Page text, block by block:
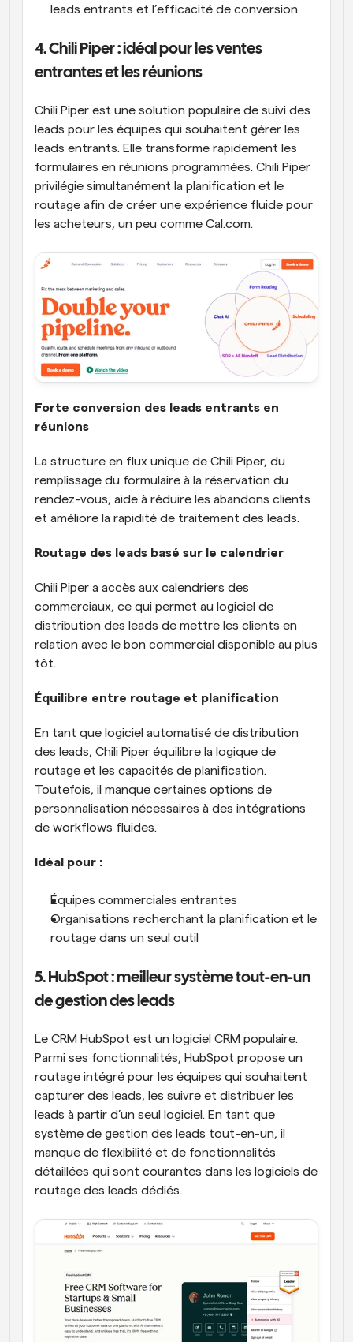
leads entrants et l’efficacité de conversion
4. Chili Piper : idéal pour les ventes
entrantes et les réunions
Chili Piper est une solution populaire de suivi des
leads pour les équipes qui souhaitent gérer les
leads entrants. Elle transforme rapidement les
formulaires en réunions programmées. Chili Piper
privilégie simultanément la planification et le
routage afin de créer une expérience fluide pour
les acheteurs, un peu comme Cal.com.
Forte conversion des leads entrants en
réunions
La structure en flux unique de Chili Piper, du
remplissage du formulaire à la réservation du
rendez-vous, aide à réduire les abandons clients
et améliore la rapidité de traitement des leads.
Routage des leads basé sur le calendrier
Chili Piper a accès aux calendriers des
commerciaux, ce qui permet au logiciel de
distribution des leads de mettre les clients en
relation avec le bon commercial disponible au plus
tôt.
Équilibre entre routage et planification
En tant que logiciel automatisé de distribution
des leads, Chili Piper équilibre la logique de
routage et les capacités de planification.
Toutefois, il manque certaines options de
personnalisation nécessaires à des intégrations
de workflows fluides.
Idéal pour :
Équipes commerciales entrantes
Organisations recherchant la planification et le
routage dans un seul outil
5. HubSpot : meilleur système tout-en-un
de gestion des leads
Le CRM HubSpot est un logiciel CRM populaire.
Parmi ses fonctionnalités, HubSpot propose un
routage intégré pour les équipes qui souhaitent
capturer des leads, les suivre et distribuer les
leads à partir d’un seul logiciel. En tant que
système de gestion des leads tout-en-un, il
manque de flexibilité et de fonctionnalités
détaillées qui sont courantes dans les logiciels de
routage des leads dédiés.